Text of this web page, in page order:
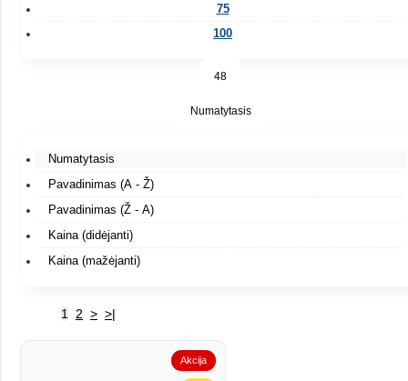
75
100
48
Numatytasis
Numatytasis
Pavadinimas (A - Ž)
Pavadinimas (Ž - A)
Kaina (didėjanti)
Kaina (mažėjanti)
1 2 > >|
Akcija